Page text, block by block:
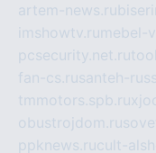
artem-news.ru
imshowtv.ru mebel-
pcsecurity.net.ru
fan-cs.rusanteh-
tmmotors.spb.ru
obustrojdom.ru
ppknews.rucult-